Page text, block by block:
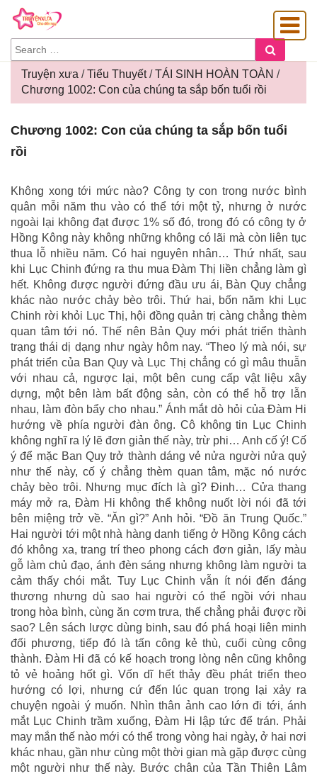
SEARCH
FOR:
Truyện xưa /Tiểu Thuyết/TÁI SINH HOÀN TOÀN /
Chương 1002: Con của chúng ta sắp bốn tuổi rồi
1002:
chúng
ta
sắp
bốn
tuổi
rồi
Chương 1002: Con của chúng ta sắp bốn tuổi
rồi
Không xong tới mức nào? Công ty con trong nước bình
quân mỗi năm thu vào có thể tới một tỷ, nhưng ở nước
ngoài lại không đạt được 1% số đó, trong đó có công ty ở
Hồng Kông này không những không có lãi mà còn liên tục
thua lỗ nhiều năm. Có hai nguyên nhân… Thứ nhất, sau
khi Lục Chinh đứng ra thu mua Đàm Thị liền chẳng làm gì
hết. Không được người đứng đầu ưu ái, Bàn Quy chẳng
khác nào nước chảy bèo trôi. Thứ hai, bốn năm khi Lục
Chinh rời khỏi Lục Thị, hội đồng quản trị càng chẳng thèm
quan tâm tới nó. Thế nên Bản Quy mới phát triển thành
trạng thái dị dạng như ngày hôm nay. “Theo lý mà nói, sự
phát triển của Ban Quy và Lục Thị chẳng có gì mâu thuẫn
với nhau cả, ngược lại, một bên cung cấp vật liệu xây
dựng, một bên làm bất động sản, còn có thể hỗ trợ lẫn
nhau, làm đòn bẩy cho nhau.” Ánh mắt dò hỏi của Đàm Hi
hướng về phía người đàn ông. Cô không tin Lục Chinh
không nghĩ ra lý lẽ đơn giản thế này, trừ phi… Anh cố ý! Cố
ý để mặc Ban Quy trở thành dáng vẻ nửa người nửa quỷ
như thế này, cố ý chẳng thèm quan tâm, mặc nó nước
chảy bèo trôi. Nhưng mục đích là gì? Đinh… Cửa thang
máy mở ra, Đàm Hi không thể không nuốt lời nói đã tới
bên miệng trở về. “Ăn gì?” Anh hỏi. “Đồ ăn Trung Quốc.”
Hai người tới một nhà hàng danh tiếng ở Hồng Kông cách
đó không xa, trang trí theo phong cách đơn giản, lấy màu
gỗ làm chủ đạo, ánh đèn sáng nhưng không làm người ta
cảm thấy chói mắt. Tuy Lục Chinh vẫn ít nói đến đáng
thương nhưng dù sao hai người có thể ngồi với nhau
trong hòa bình, cùng ăn cơm trưa, thế chẳng phải được rồi
sao? Lên sách lược dùng binh, sau đó phá hoại liên minh
đối phương, tiếp đó là tấn công kẻ thù, cuối cùng công
thành. Đàm Hi đã có kế hoạch trong lòng nên cũng không
tỏ vẻ hoảng hốt gì. Vốn dĩ hết thảy đều phát triển theo
hướng có lợi, nhưng cứ đến lúc quan trọng lại xảy ra
chuyện ngoài ý muốn. Nhìn thân ảnh cao lớn đi tới, ánh
mắt Lục Chinh trầm xuống, Đàm Hi lập tức để trán. Phải
may mắn thế nào mới có thể trong vòng hai ngày, ở hai nơi
khác nhau, gần như cùng một thời gian mà gặp được cùng
một người như thế này. Bước chân của Tần Thiên Lâm